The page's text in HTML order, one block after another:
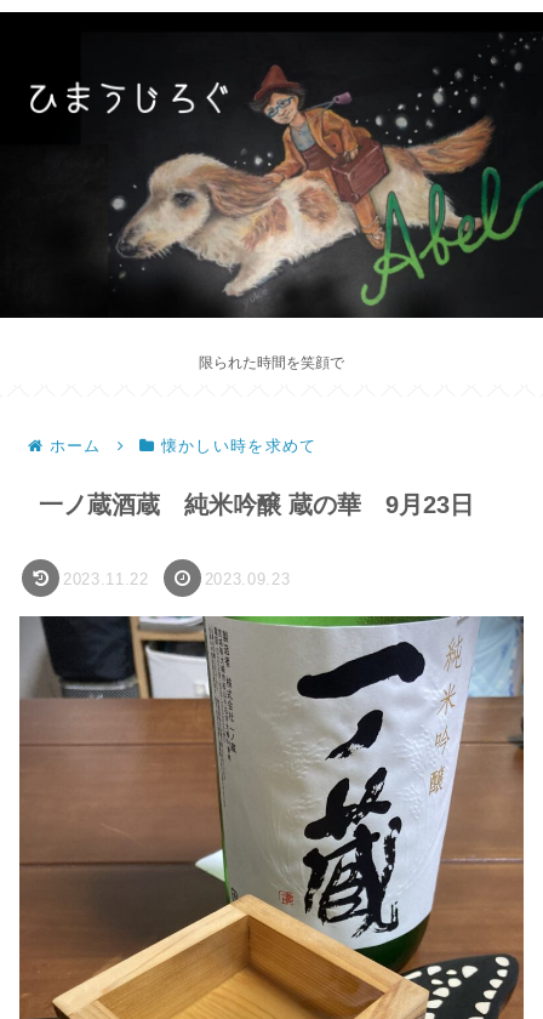
限られた時間を笑顔で
ホーム 懐かしい時を求めて
一ノ蔵酒蔵 純米吟醸 蔵の華 9月23日
2023.11.22 2023.09.23